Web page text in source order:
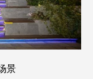
景